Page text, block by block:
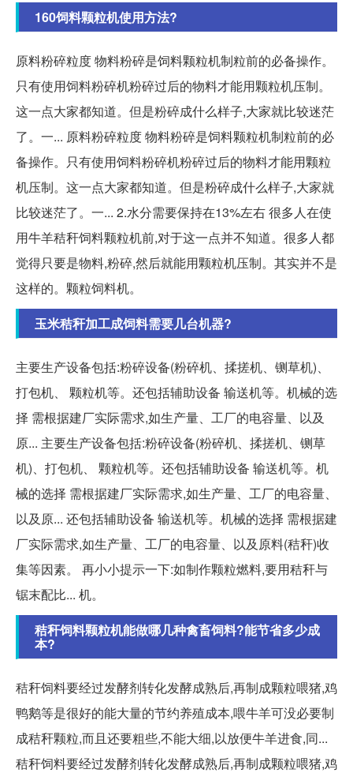
160饲料颗粒机使用方法?
原料粉碎粒度 物料粉碎是饲料颗粒机制粒前的必备操作。
只有使用饲料粉碎机粉碎过后的物料才能用颗粒机压制。
这一点大家都知道。但是粉碎成什么样子,大家就比较迷茫
了。一... 原料粉碎粒度 物料粉碎是饲料颗粒机制粒前的必
备操作。只有使用饲料粉碎机粉碎过后的物料才能用颗粒
机压制。这一点大家都知道。但是粉碎成什么样子,大家就
比较迷茫了。一... 2.水分需要保持在13%左右 很多人在使
用牛羊秸秆饲料颗粒机前,对于这一点并不知道。很多人都
觉得只要是物料,粉碎,然后就能用颗粒机压制。其实并不是
这样的。颗粒饲料机。
玉米秸秆加工成饲料需要几台机器?
主要生产设备包括:粉碎设备(粉碎机、揉搓机、铡草机)、
打包机、 颗粒机等。还包括辅助设备 输送机等。机械的选
择 需根据建厂实际需求,如生产量、工厂的电容量、以及
原... 主要生产设备包括:粉碎设备(粉碎机、揉搓机、铡草
机)、打包机、 颗粒机等。还包括辅助设备 输送机等。机
械的选择 需根据建厂实际需求,如生产量、工厂的电容量、
以及原... 还包括辅助设备 输送机等。机械的选择 需根据建
厂实际需求,如生产量、工厂的电容量、以及原料(秸秆)收
集等因素。 再小小提示一下:如制作颗粒燃料,要用秸秆与
锯末配比... 机。
秸秆饲料颗粒机能做哪几种禽畜饲料?能节省多少成
本?
秸秆饲料要经过发酵剂转化发酵成熟后,再制成颗粒喂猪,鸡
鸭鹅等是很好的能大量的节约养殖成本,喂牛羊可没必要制
成秸秆颗粒,而且还要粗些,不能大细,以放便牛羊进食,同...
秸秆饲料要经过发酵剂转化发酵成熟后,再制成颗粒喂猪,鸡